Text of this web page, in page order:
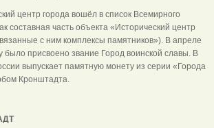
центр города вошёл в список Всемирного
часть объекта «Исторический центр
с ним комплексы памятников»). В апреле
было присвоено звание Город воинской славы. В
выпускает памятную монету из серии «Города
Кронштадта.